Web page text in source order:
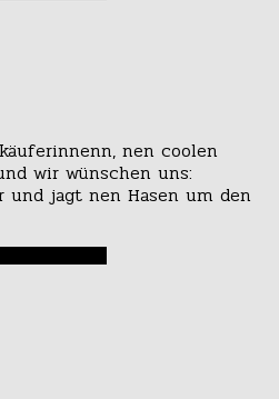
nen coolen
wir wünschen uns:
und jagt nen Hasen um den